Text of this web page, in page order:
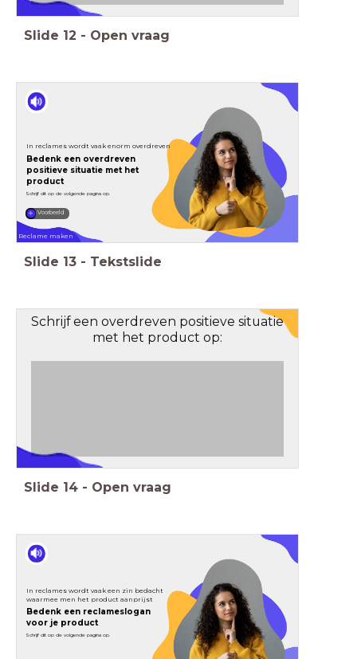
Slide 12 - Open vraag
In reclames wordt vaak enorm overdreven
Bedenk een overdreven
positieve situatie met het
product
Schrijf dit op de volgende pagina op.
Reclame maken
Voorbeeld
Slide 13 - Tekstslide
Schrijf een overdreven positieve situatie
met het product op:
Slide 14 - Open vraag
Bedenk een reclameslogan
voor je product
Schrijf dit op de volgende pagina op.
In reclames wordt vaak een zin bedacht
waarmee men het product aanprijst